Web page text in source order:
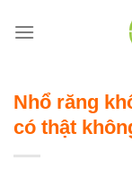
qua
Nhổ răng
có thật